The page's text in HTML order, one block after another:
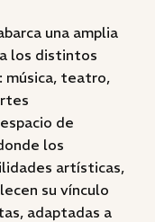
una amplia
los distintos
música, teatro,
de
los
artísticas,
su vínculo
adaptadas a